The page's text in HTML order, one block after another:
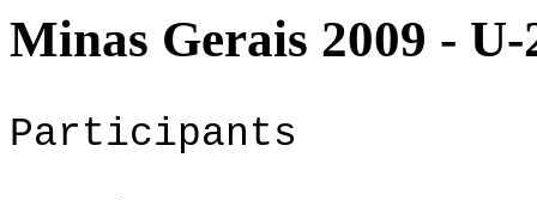
Minas Gerais 2009 -
Participants